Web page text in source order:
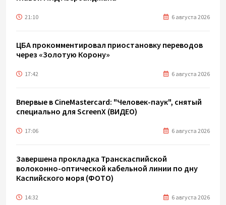
21:10 6 августа 2026
ЦБА прокомментировал приостановку переводов
через «Золотую Корону»
17:42 6 августа 2026
Впервые в CineMastercard: "Человек-паук", снятый
специально для ScreenX (ВИДЕО)
17:06 6 августа 2026
Завершена прокладка Транскаспийской
волоконно-оптической кабельной линии по дну
Каспийского моря (ФОТО)
14:32 6 августа 2026